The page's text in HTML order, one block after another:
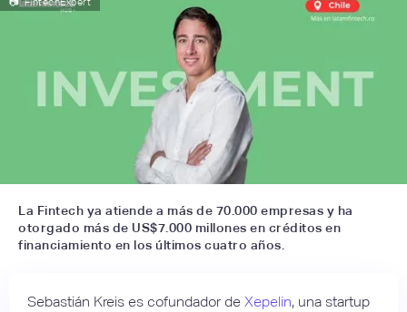
La Fintech ya atiende a más de 70.000 empresas y ha
otorgado más de US$7.000 millones en créditos en
financiamiento en los últimos cuatro años.
Sebastián Kreis es cofundador de Xepelin, una startup